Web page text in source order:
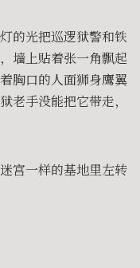
的光把巡逻狱警和铁
墙上贴着张一角飘起
胸口的人面狮身鹰翼
老手没能把它带走，
宫一样的基地里左转